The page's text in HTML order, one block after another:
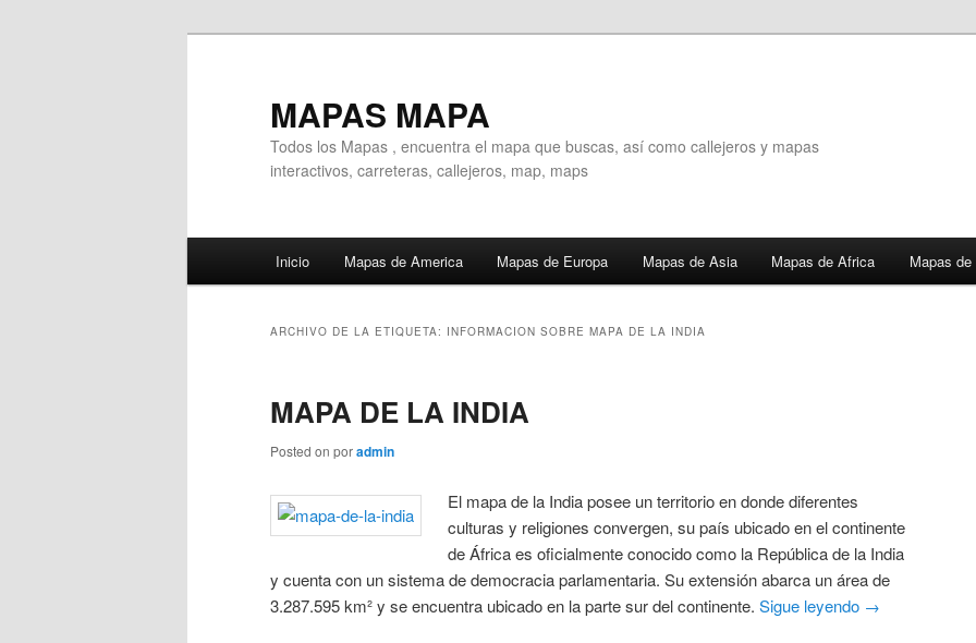
MAPAS MAPA
Todos los Mapas , encuentra el mapa que buscas, así como callejeros y mapas
interactivos, carreteras, callejeros, map, maps
Inicio Mapas de America Mapas de Europa Mapas de Asia Mapas de Africa Mapas
ARCHIVO DE LA ETIQUETA: INFORMACION SOBRE MAPA DE LA INDIA
MAPA DE LA INDIA
Posted on poradmin
El mapa de la India posee un territorio en donde diferentes
culturas y religiones convergen, su país ubicado en el continente
de África es oficialmente conocido como la República de la India
y cuenta con un sistema de democracia parlamentaria. Su extensión abarca un área de
3.287.595 km² y se encuentra ubicado en la parte sur del continente. Sigue leyendo →